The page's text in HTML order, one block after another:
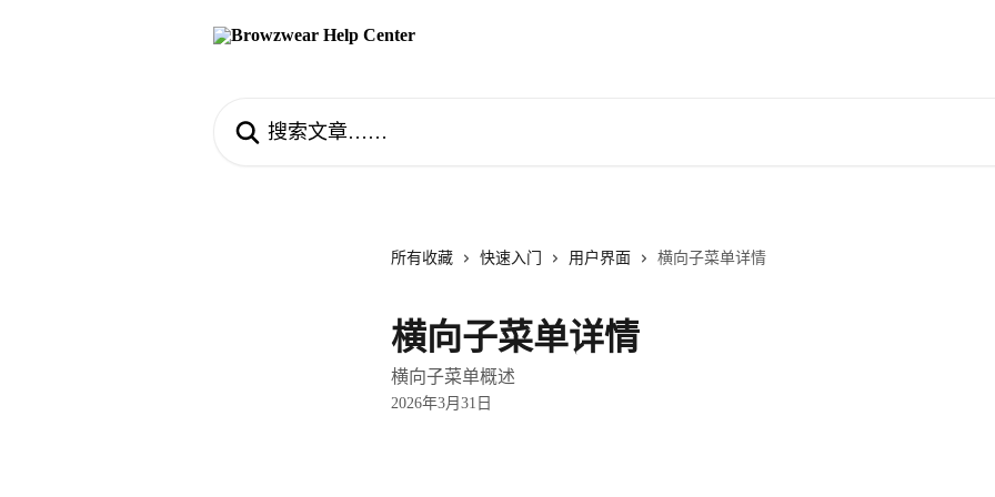
所有收藏 快速入门 用户界面 横向子菜单详情
横向子菜单详情
横向子菜单概述
2026年3月31日